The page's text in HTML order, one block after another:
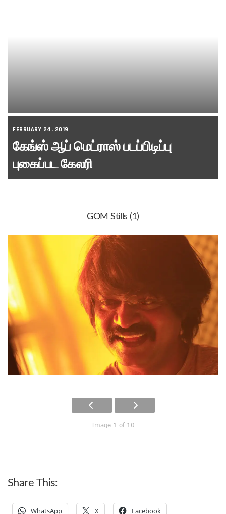
FEBRUARY 24, 2019
கேங்ஸ் ஆப் மெட்ராஸ் படப்பிடிப்பு
புகைப்பட கேலரி
GOM Stills (1)
Image 1 of 10
Share This:
WhatsApp X Facebook